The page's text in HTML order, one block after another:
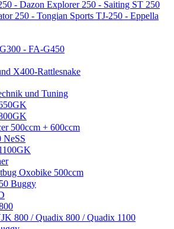
- Dazon Explorer 250 - Saiting ST 250
250 - Tongian Sports TJ-250 - Eppella
- FA-G450
X400-Rattlesnake
und Tuning
500ccm + 600ccm
Oxobike 500ccm
Buggy
800 / Quadix 800 / Quadix 1100